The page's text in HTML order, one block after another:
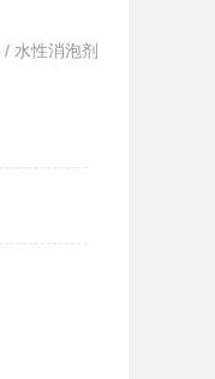
/ 水性消泡剂